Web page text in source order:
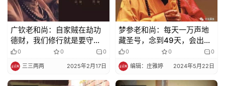
广钦老和尚：自家贼在劫功
德财，我们修行就是要守住
六根门头
0 0 0
三三两两 2025年2月17日
梦参老和尚：每天一万声地
藏圣号，念到49天，会出现
什么境界?
0 0 0
编辑：庄雅婷 2024年5月22日